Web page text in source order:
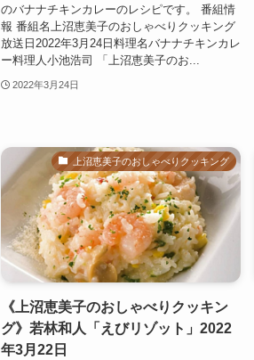
のバナナチキンカレーのレシピです。 番組情
報 番組名上沼恵美子のおしゃべりクッキング
放送日2022年3月24日料理名バナナチキンカレ
ー料理人小池浩司 「上沼恵美子のお...
2022年3月24日
上沼恵美子のおしゃべりクッキング
《上沼恵美子のおしゃべりクッキン
グ》若林和人「えびリゾット」2022
年3月22日